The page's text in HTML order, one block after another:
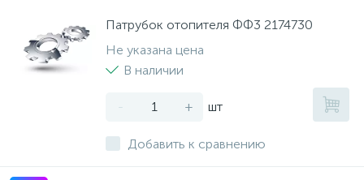
Патрубок отопителя ФФ3 2174730
Не указана цена
В наличии
- + шт
Добавить к сравнению